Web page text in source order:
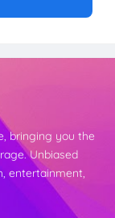
bringing you the
Unbiased
entertainment,